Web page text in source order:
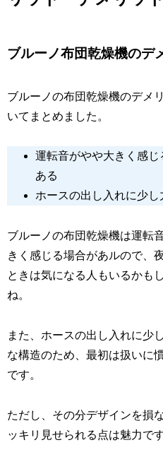
ブルーノ布団乾燥機のデ
ブルーノの布団乾燥機のデメ
いてまとめました。
運転音がやや大きく感じ
ある
ホースの出し入れに少し
ブルーノの布団乾燥機は運転
きく感じる場合があルので、
ときは気になる人もいるかも
ね。
また、ホースの出し入れに少
な構造のため、最初は扱いに
です。
ただし、その分デザインを損
ッキリ見せられる点は魅力です